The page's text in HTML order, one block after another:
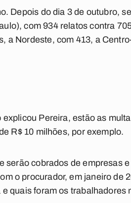
Depois do dia 3 de outubro, se
com 934 relatos contra
a Nordeste, com 413, a
Pereira, estão as
R$ 10 milhões, por exemplo.
serão cobrados de empresas e
o procurador, em janeiro de
quais foram os trabalhadores